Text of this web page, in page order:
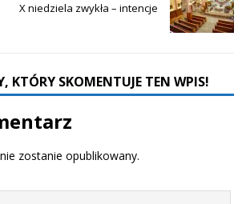
X niedziela zwykła – intencje
KTÓRY SKOMENTUJE TEN WPIS!
zostanie opublikowany.